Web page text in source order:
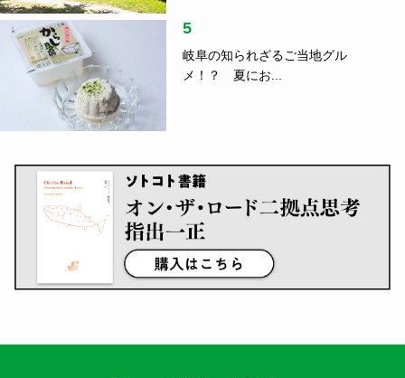
5
岐阜の知られざるご当地グル
メ！？ 夏にお...